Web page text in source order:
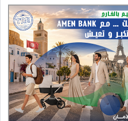
ACTUALITÉS
ÉCONOMIQUES
PRIVATISATION
ACTUALITÉS DES
SOCIÉTÉS
LOI DE FINANCE